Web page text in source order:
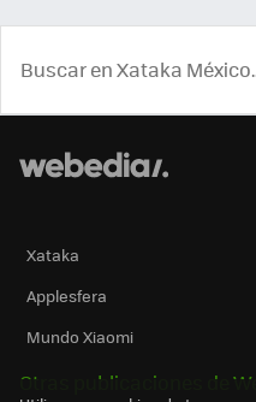
Xataka
Applesfera
Mundo Xiaomi
Otras publicaciones de